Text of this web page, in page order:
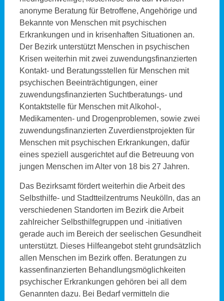
anonyme Beratung für Betroffene, Angehörige und
Bekannte von Menschen mit psychischen
Erkrankungen und in krisenhaften Situationen an.
Der Bezirk unterstützt Menschen in psychischen
Krisen weiterhin mit zwei zuwendungsfinanzierten
Kontakt- und Beratungsstellen für Menschen mit
psychischen Beeinträchtigungen, einer
zuwendungsfinanzierten Suchtberatungs- und
Kontaktstelle für Menschen mit Alkohol-,
Medikamenten- und Drogenproblemen, sowie zwei
zuwendungsfinanzierten Zuverdienstprojekten für
Menschen mit psychischen Erkrankungen, dafür
eines speziell ausgerichtet auf die Betreuung von
jungen Menschen im Alter von 18 bis 27 Jahren.
Das Bezirksamt fördert weiterhin die Arbeit des
Selbsthilfe- und Stadtteilzentrums Neukölln, das an
verschiedenen Standorten im Bezirk die Arbeit
zahlreicher Selbsthilfegruppen und -initiativen
gerade auch im Bereich der seelischen Gesundheit
unterstützt. Dieses Hilfeangebot steht grundsätzlich
allen Menschen im Bezirk offen. Beratungen zu
kassenfinanzierten Behandlungsmöglichkeiten
psychischer Erkrankungen gehören bei all dem
Genannten dazu. Bei Bedarf vermitteln die